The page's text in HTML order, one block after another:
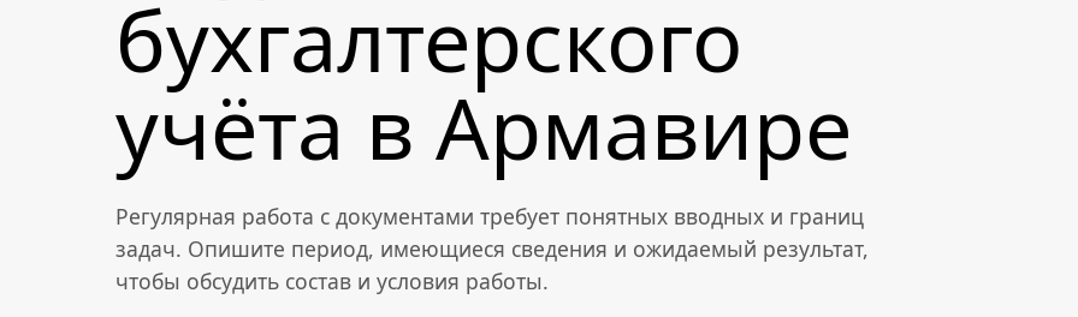
бухгалтерского
учёта в Армавире
Регулярная работа с документами требует понятных вводных и границ
задач. Опишите период, имеющиеся сведения и ожидаемый результат,
чтобы обсудить состав и условия работы.